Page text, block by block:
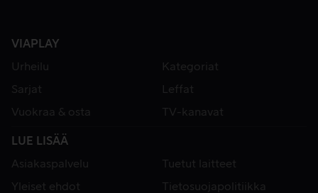
VIAPLAY
Urheilu
Kategoriat
Sarjat
Leffat
Vuokraa & osta
TV-kanavat
LUE LISÄÄ
Asiakaspalvelu
Tuetut laitteet
Yleiset ehdot
Tietosuojapolitiikka